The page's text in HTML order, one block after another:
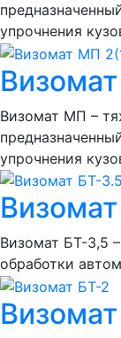
упрочнения
Визомат МП –
упрочнения
Визомат БТ-3,5
обработки